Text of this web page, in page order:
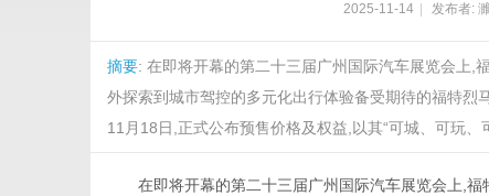
2025-11-14 发布者:
摘要: 在即将开幕的第二十三届广州国际汽车展览会上,
外探索到城市驾控的多元化出行体验备受期待的福特
11月18日,正式公布预售价格及权益,以其“可城、可玩
在即将开幕的第二十三届广州国际汽车展览会上,